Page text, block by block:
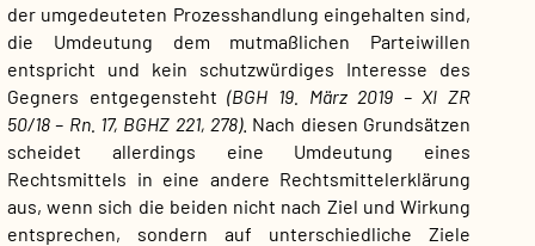
der umgedeuteten Prozesshandlung eingehalten sind,
die Umdeutung dem mutmaßlichen Parteiwillen
entspricht und kein schutzwürdiges Interesse des
Gegners entgegensteht (BGH 19. März 2019 – XI ZR
50/18 – Rn. 17, BGHZ 221, 278). Nach diesen Grundsätzen
scheidet allerdings eine Umdeutung eines
Rechtsmittels in eine andere Rechtsmittelerklärung
aus, wenn sich die beiden nicht nach Ziel und Wirkung
entsprechen, sondern auf unterschiedliche Ziele